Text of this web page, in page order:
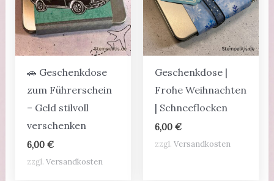
🚗 Geschenkdose
zum Führerschein
– Geld stilvoll
verschenken
6,00 €
zzgl. Versandkosten
Geschenkdose |
Frohe Weihnachten
| Schneeflocken
6,00€
zzgl.Versandkosten